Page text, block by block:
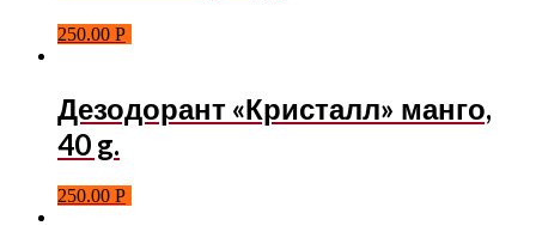
250.00 Р
Дезодорант «Кристалл» манго,
40 g.
250.00 Р